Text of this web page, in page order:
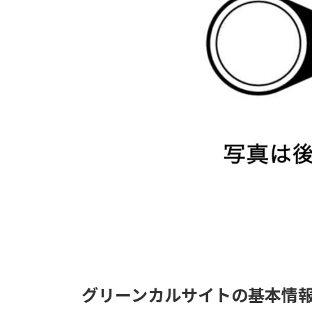
グリーンカルサイトの基本情